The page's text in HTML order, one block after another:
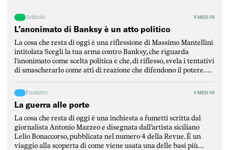
Articolo 5 MESI FA
L’anonimato di Banksy è un atto politico
La cosa che resta di oggi è una riflessione di Massimo Mantellini
intitolata Scegli la tua arma contro Banksy, che riguarda
l’anonimato come scelta politica e che, di riflesso, svela i tentativi
di smascherarlo come atti di reazione che difendono il potere.
puntualizzare l’elemento fondamentale […]
Fumetto 5 MESI FA
La guerra alle porte
La cosa che resta di oggi è una inchiesta a fumetti scritta dal
giornalista Antonio Mazzeo e disegnata dall’artista siciliano
Lelio Bonaccorso, pubblicata nel numero 4 della Revue. È un
viaggio alla scoperta di come viene usata una delle basi più